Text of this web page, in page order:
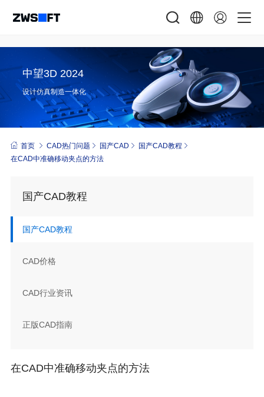
中望3D 2024
设计仿真制造一体化
首页 CAD热门问题 国产CAD
国产CAD教程
在CAD中准确移动夹点的方法
国产CAD教程
国产CAD教程
CAD价格
CAD行业资讯
正版CAD指南
在CAD中准确移动夹点的方法